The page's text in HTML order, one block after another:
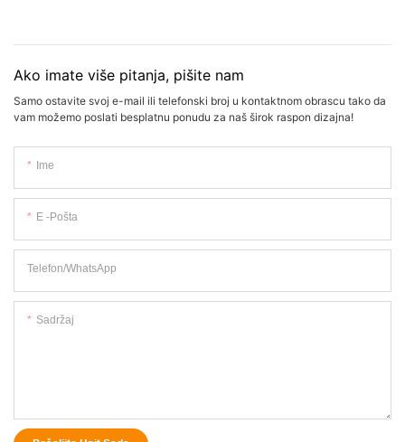
Ako imate više pitanja, pišite nam
Samo ostavite svoj e-mail ili telefonski broj u kontaktnom obrascu tako da
vam možemo poslati besplatnu ponudu za naš širok raspon dizajna!
Ime
E -pošta
Telefon/WhatsApp
Sadržaj